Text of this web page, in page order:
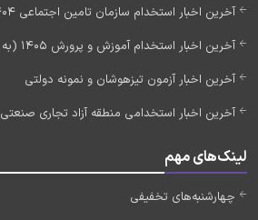
آخرین اخبار استخدام سازمان تامین اجتماعی 1404 (به زودی)
آخرین اخبار استخدام آموزش و پرورش 1405 (به زودی)
آخرین اخبار آزمون تیزهوشان و نمونه دولتی
آخرین اخبار استخدامی منطقه آزاد تجاری صنعتی 1405
لینک‌های مهم
چهارشنبه‌های تخفیفی